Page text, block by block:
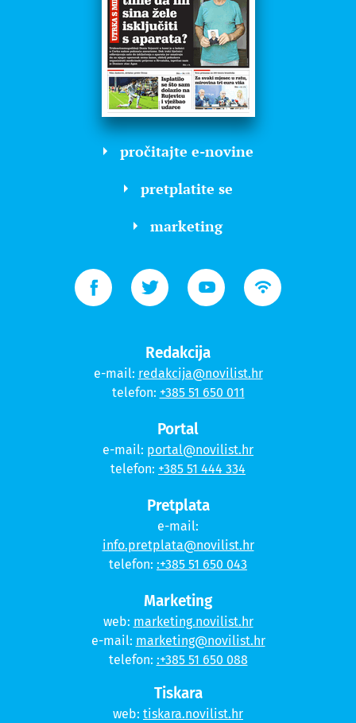
pročitajte e-novine
pretplatite se
marketing
Redakcija
e-mail: redakcija@novilist.hr
telefon: +385 51 650 011
Portal
e-mail: portal@novilist.hr
telefon: +385 51 444 334
Pretplata
e-mail:
info.pretplata@novilist.hr
telefon: :+385 51 650 043
Marketing
web: marketing.novilist.hr
e-mail: marketing@novilist.hr
telefon: :+385 51 650 088
Tiskara
web: tiskara.novilist.hr